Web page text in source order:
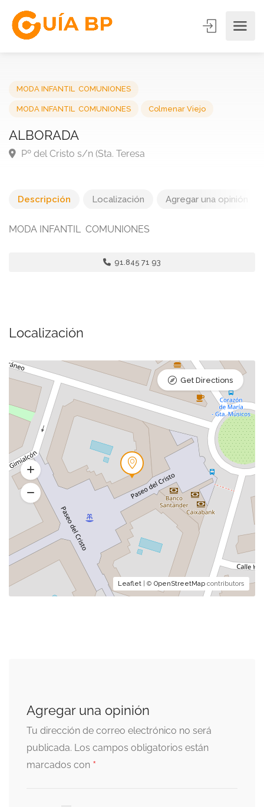
ALBORADA
Descripción Localización Agregar una opinión
MODA INFANTIL  COMUNIONES
91.845 71 93
Localización
Leaflet | © OpenStreetMap contributors
Get Directions
Agregar una opinión
Tu dirección de correo electrónico no será
publicada. Los campos obligatorios están
marcados con *